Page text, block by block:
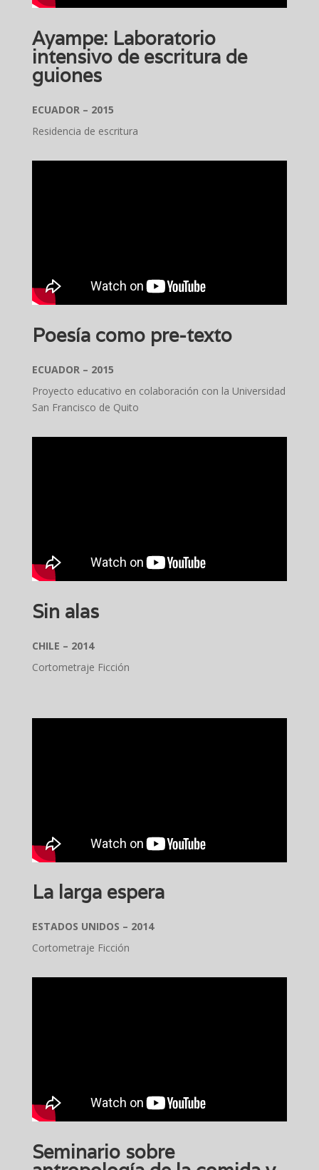
Ayampe: Laboratorio
intensivo de escritura de
guiones
ECUADOR – 2015
Residencia de escritura
Poesía como pre-texto
ECUADOR – 2015
Proyecto educativo en colaboración con la Universidad
San Francisco de Quito
Sin alas
CHILE – 2014
Cortometraje Ficción
La larga espera
ESTADOS UNIDOS – 2014
Cortometraje Ficción
Seminario sobre